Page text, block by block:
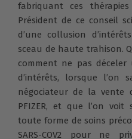
fabriquant ces
Président de ce conseil
d’une collusion
sceau de haute trahison.
comment ne pas
d’intérêts, lorsque l’on
négociateur de la vente
PFIZER, et que l’on
toute forme de soins
SARS-COV2 pour ne